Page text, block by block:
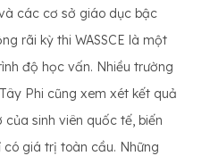
các cơ sở giáo dục bậc
rãi kỳ thi WASSCE là một
độ học vấn. Nhiều trường
Phi cũng xem xét kết quả
của sinh viên quốc tế, biến
giá trị toàn cầu. Những